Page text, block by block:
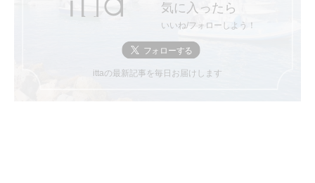
気に入ったら
いいね/フォローしよう！
ittaの最新記事を毎日お届けします